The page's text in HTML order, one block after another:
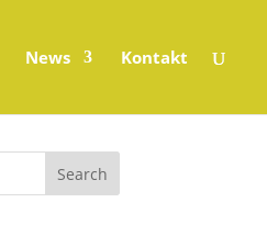
News Kontakt